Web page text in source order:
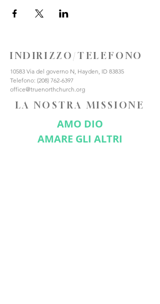
INDIRIZZO/TELEFONO
10583 Via del governo N, Hayden, ID 83835
Telefono: (208) 762-6397
office@truenorthchurch.org
LA NOSTRA MISSIONE
AMO DIO
AMARE GLI ALTRI